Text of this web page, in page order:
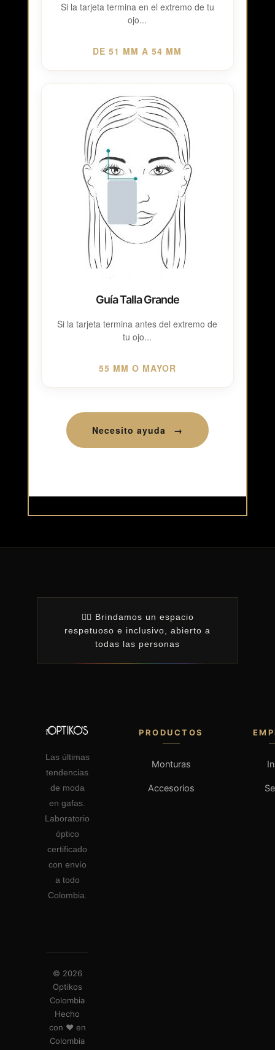
Si la tarjeta termina en el extremo de tu
ojo...
DE 51 MM A 54 MM
Guía Talla Grande
Si la tarjeta termina antes del extremo de
tu ojo...
55 MM O MAYOR
Necesito ayuda →
🏳️‍🌈 Brindamos un espacio
respetuoso e inclusivo, abierto a
todas las personas
Las últimas
tendencias
de moda
en gafas.
Laboratorio
óptico
certificado
con envío
a todo
Colombia.
PRODUCTOS
Monturas
Accesorios
© 2026
Optikos
Colombia
Hecho
con ❤️ en
Colombia